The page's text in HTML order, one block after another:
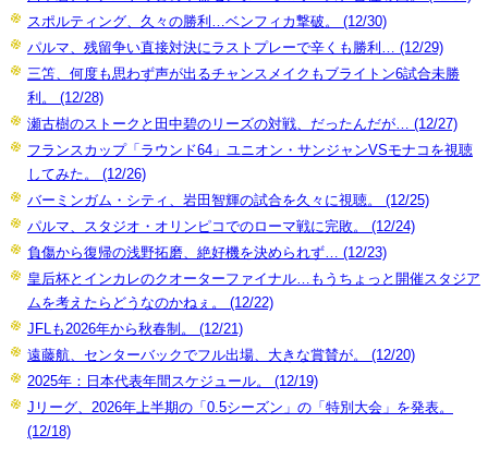
スポルティング、久々の勝利…ベンフィカ撃破。 (12/30)
パルマ、残留争い直接対決にラストプレーで辛くも勝利… (12/29)
三笘、何度も思わず声が出るチャンスメイクもブライトン6試合未勝
利。 (12/28)
瀬古樹のストークと田中碧のリーズの対戦、だったんだが… (12/27)
フランスカップ「ラウンド64」ユニオン・サンジャンVSモナコを視聴
してみた。 (12/26)
バーミンガム・シティ、岩田智輝の試合を久々に視聴。 (12/25)
パルマ、スタジオ・オリンピコでのローマ戦に完敗。 (12/24)
負傷から復帰の浅野拓磨、絶好機を決められず… (12/23)
皇后杯とインカレのクオーターファイナル…もうちょっと開催スタジア
ムを考えたらどうなのかねぇ。 (12/22)
JFLも2026年から秋春制。 (12/21)
遠藤航、センターバックでフル出場、大きな賞賛が。 (12/20)
2025年：日本代表年間スケジュール。 (12/19)
Jリーグ、2026年上半期の「0.5シーズン」の「特別大会」を発表。
(12/18)